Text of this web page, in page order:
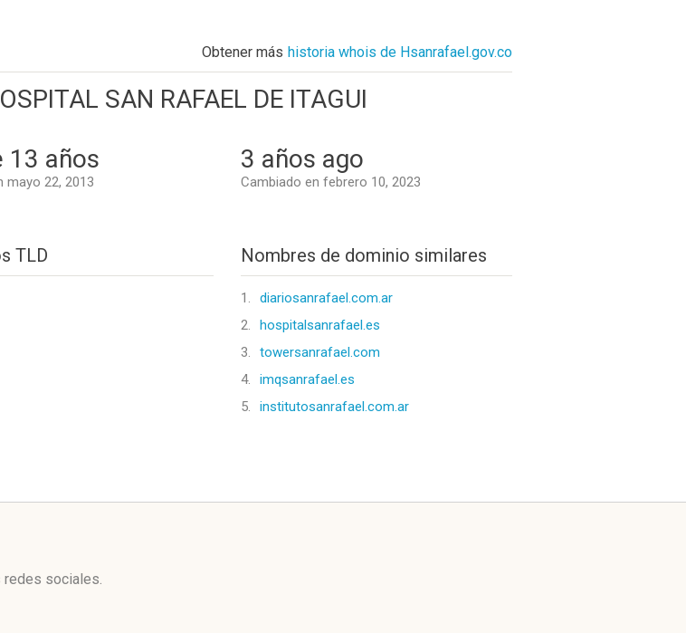
Obtener más historia whois de Hsanrafael.gov.co
SAN RAFAEL DE ITAGUI
13 años
mayo 22, 2013
3 años ago
Cambiado en febrero 10, 2023
TLD Nombres de dominio similares
1.
diariosanrafael.com.ar
2.
hospitalsanrafael.es
3.
towersanrafael.com
4.
imqsanrafael.es
5.
institutosanrafael.com.ar
redes sociales.